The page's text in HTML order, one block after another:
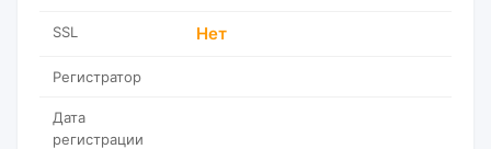
SSL Нет
Регистратор
Дата
регистрации